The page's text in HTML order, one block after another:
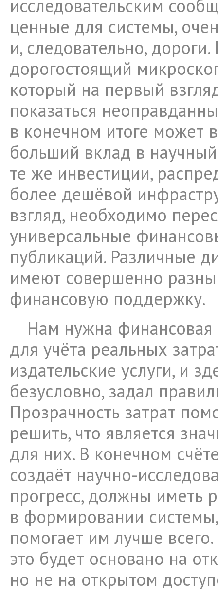
исследовательским
ценные для системы,
и, следовательно, дороги.
дорогостоящий
который на первый
показаться
в конечном итоге может
больший вклад в
те же инвестиции,
более дешёвой
взгляд, необходимо
универсальные
публикаций. Различные
имеют совершенно
финансовую поддержку.
Нам нужна финансовая
для учёта реальных
издательские услуги, и
безусловно, задал
Прозрачность затрат
решить, что является
для них. В конечном
создаёт научно-
прогресс, должны иметь
в формировании
помогает им лучше
это будет основано на
но не на открытом